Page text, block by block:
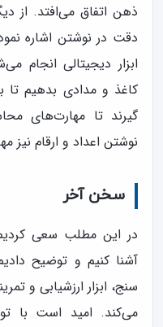
ذهن اتفاق می‌افتد. از
‌دقت در نوشتن اشاره
ابزار دیجیتالی انجام
کاغذ و مدادی بدهیم تا
گیرند تا مهارت‌های
نوشتن اعداد و ارقام نیز
سخن آخر
در این مطلب سعی
آشنا کنیم و توضیح
سنج، ابزار ارزشیابی و
می‌کند. امید است با